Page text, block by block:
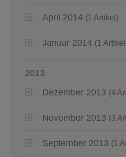
April 2014 (1 Artikel)
Januar 2014 (1
2013
Dezember 2013 (4
November 2013 (3
September 2013 (1